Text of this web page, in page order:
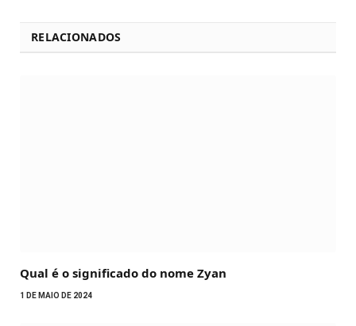
RELACIONADOS
Qual é o significado do nome Zyan
1 DE MAIO DE 2024